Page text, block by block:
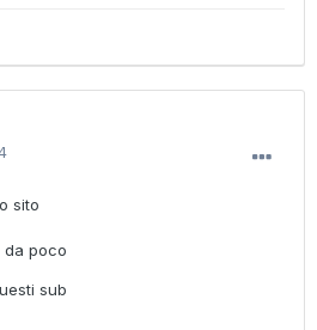
sito
da poco
sub